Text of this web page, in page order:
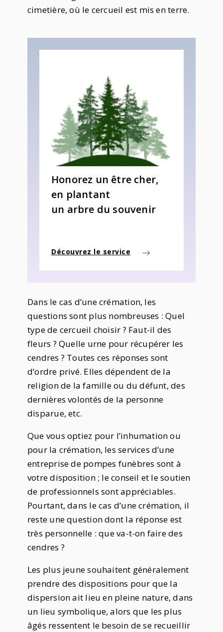
cimetière, où le cercueil est mis en terre.
Honorez un être cher,
en plantant
un arbre du souvenir
Découvrez le service
Dans le cas d’une crémation, les
questions sont plus nombreuses : Quel
type de cercueil choisir ? Faut-il des
fleurs ? Quelle urne pour récupérer les
cendres ? Toutes ces réponses sont
d’ordre privé. Elles dépendent de la
religion de la famille ou du défunt, des
dernières volontés de la personne
disparue, etc.
Que vous optiez pour l’inhumation ou
pour la crémation, les services d’une
entreprise de pompes funèbres sont à
votre disposition ; le conseil et le soutien
de professionnels sont appréciables.
Pourtant, dans le cas d’une crémation, il
reste une question dont la réponse est
très personnelle : que va-t-on faire des
cendres ?
Les plus jeune souhaitent généralement
prendre des dispositions pour que la
dispersion ait lieu en pleine nature, dans
un lieu symbolique, alors que les plus
âgés ressentent le besoin de se recueillir